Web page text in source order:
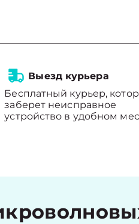
Выезд курьера
Бесплатный курьер,
заберет неисправное
устройство в удобном